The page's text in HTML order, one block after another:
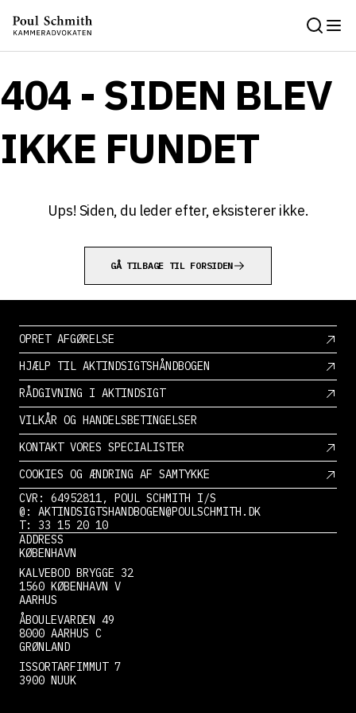
404 - SIDEN BLEV
IKKE FUNDET
Ups! Siden, du leder efter, eksisterer ikke.
GÅ TILBAGE TIL FORSIDEN
OPRET AFGØRELSE
HJÆLP TIL AKTINDSIGTSHÅNDBOGEN
RÅDGIVNING I AKTINDSIGT
VILKÅR OG HANDELSBETINGELSER
KONTAKT VORES SPECIALISTER
COOKIES OG ÆNDRING AF SAMTYKKE
CVR: 64952811, POUL SCHMITH I/S
@: AKTINDSIGTSHANDBOGEN@POULSCHMITH.DK
T: 33 15 20 10
ADDRESS
KØBENHAVN
KALVEBOD BRYGGE 32
1560 KØBENHAVN V
AARHUS
ÅBOULEVARDEN 49
8000 AARHUS C
GRØNLAND
ISSORTARFIMMUT 7
3900 NUUK